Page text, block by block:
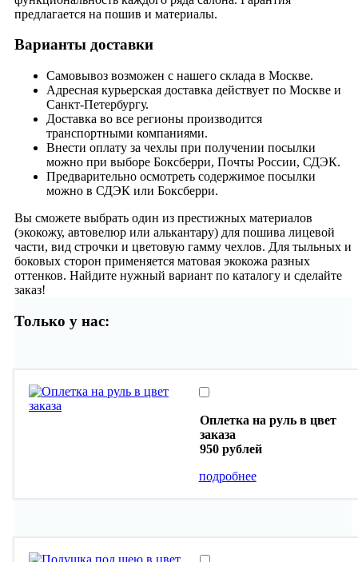
предлагается на пошив и материалы.
Варианты доставки
Самовывоз возможен с нашего склада в Москве.
Адресная курьерская доставка действует по Москве и
Санкт-Петербургу.
Доставка во все регионы производится
транспортными компаниями.
Внести оплату за чехлы при получении посылки
можно при выборе Боксберри, Почты России, СДЭК.
Предварительно осмотреть содержимое посылки
можно в СДЭК или Боксберри.
Вы сможете выбрать один из престижных материалов
(экокожу, автовелюр или алькантару) для пошива лицевой
части, вид строчки и цветовую гамму чехлов. Для тыльных и
боковых сторон применяется матовая экокожа разных
оттенков. Найдите нужный вариант по каталогу и сделайте
заказ!
Только у нас:
Оплетка на руль в цвет
заказа
950 рублей
подробнее